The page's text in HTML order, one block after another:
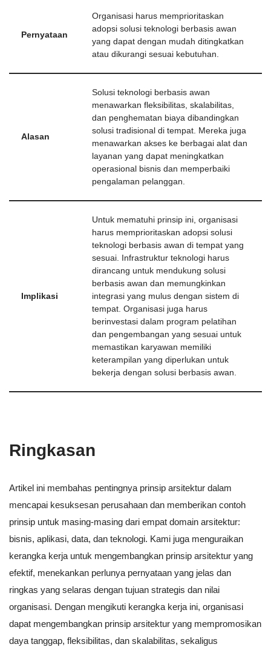
Pernyataan
Organisasi harus memprioritaskan
adopsi solusi teknologi berbasis awan
yang dapat dengan mudah ditingkatkan
atau dikurangi sesuai kebutuhan.
Alasan
Solusi teknologi berbasis awan
menawarkan fleksibilitas, skalabilitas,
dan penghematan biaya dibandingkan
solusi tradisional di tempat. Mereka juga
menawarkan akses ke berbagai alat dan
layanan yang dapat meningkatkan
operasional bisnis dan memperbaiki
pengalaman pelanggan.
Implikasi
Untuk mematuhi prinsip ini, organisasi
harus memprioritaskan adopsi solusi
teknologi berbasis awan di tempat yang
sesuai. Infrastruktur teknologi harus
dirancang untuk mendukung solusi
berbasis awan dan memungkinkan
integrasi yang mulus dengan sistem di
tempat. Organisasi juga harus
berinvestasi dalam program pelatihan
dan pengembangan yang sesuai untuk
memastikan karyawan memiliki
keterampilan yang diperlukan untuk
bekerja dengan solusi berbasis awan.
Ringkasan
Artikel ini membahas pentingnya prinsip arsitektur dalam
mencapai kesuksesan perusahaan dan memberikan contoh
prinsip untuk masing-masing dari empat domain arsitektur:
bisnis, aplikasi, data, dan teknologi. Kami juga menguraikan
kerangka kerja untuk mengembangkan prinsip arsitektur yang
efektif, menekankan perlunya pernyataan yang jelas dan
ringkas yang selaras dengan tujuan strategis dan nilai
organisasi. Dengan mengikuti kerangka kerja ini, organisasi
dapat mengembangkan prinsip arsitektur yang mempromosikan
daya tanggap, fleksibilitas, dan skalabilitas, sekaligus